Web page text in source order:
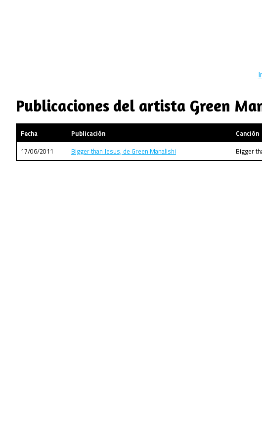
Publicaciones del artista Green
Fecha Publicación Canción
17/06/2011
Bigger than Jesus, de Green Manalishi Bigger